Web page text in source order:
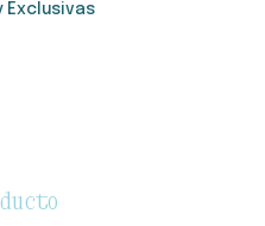
Exclusivas